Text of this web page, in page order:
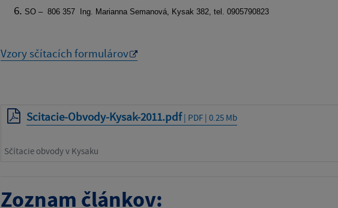
SO – 806 357 Ing. Marianna Semanová, Kysak 382, tel. 0905790823
Vzory sčítacích formulárov
Scitacie-Obvody-Kysak-2011.pdf| PDF | 0.25 Mb
Sčítacie obvody v Kysaku
Zoznam článkov: